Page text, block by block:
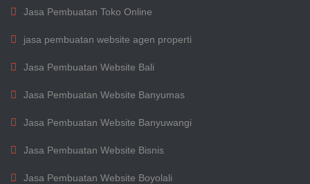
Jasa Pembuatan Toko Online
jasa pembuatan website agen properti
Jasa Pembuatan Website Bali
Jasa Pembuatan Website Banyumas
Jasa Pembuatan Website Banyuwangi
Jasa Pembuatan Website Bisnis
Jasa Pembuatan Website Boyolali